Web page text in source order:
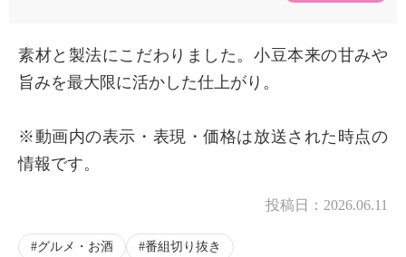
素材と製法にこだわりました。小豆本来の甘みや
旨みを最大限に活かした仕上がり。
※動画内の表示・表現・価格は放送された時点の
情報です。
投稿日： 2026.06.11
グルメ・お酒 番組切り抜き